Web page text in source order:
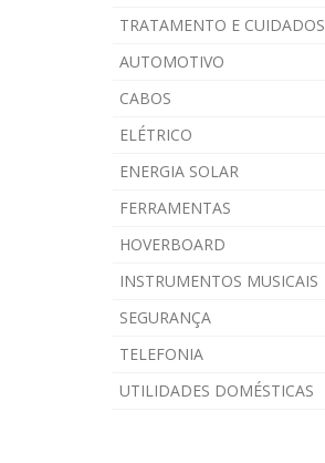
TRATAMENTO E CUIDADOS
AUTOMOTIVO
CABOS
ELÉTRICO
ENERGIA SOLAR
FERRAMENTAS
HOVERBOARD
INSTRUMENTOS MUSICAIS
SEGURANÇA
TELEFONIA
UTILIDADES DOMÉSTICAS